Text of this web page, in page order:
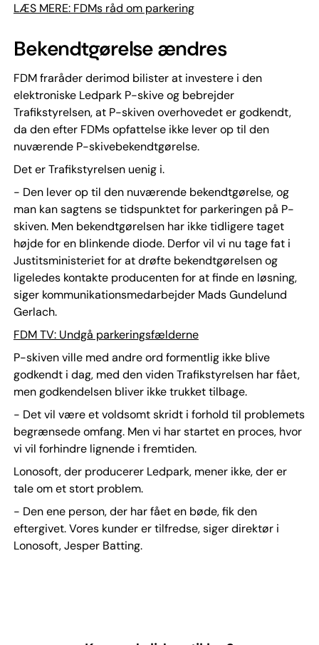
LÆS MERE: FDMs råd om parkering
Bekendtgørelse ændres
FDM fraråder derimod bilister at investere i den
elektroniske Ledpark P-skive og bebrejder
Trafikstyrelsen, at P-skiven overhovedet er godkendt,
da den efter FDMs opfattelse ikke lever op til den
nuværende P-skivebekendtgørelse.
Det er Trafikstyrelsen uenig i.
- Den lever op til den nuværende bekendtgørelse, og
man kan sagtens se tidspunktet for parkeringen på P-
skiven. Men bekendtgørelsen har ikke tidligere taget
højde for en blinkende diode. Derfor vil vi nu tage fat i
Justitsministeriet for at drøfte bekendtgørelsen og
ligeledes kontakte producenten for at finde en løsning,
siger kommunikationsmedarbejder Mads Gundelund
Gerlach.
FDM TV: Undgå parkeringsfælderne
P-skiven ville med andre ord formentlig ikke blive
godkendt i dag, med den viden Trafikstyrelsen har fået,
men godkendelsen bliver ikke trukket tilbage.
- Det vil være et voldsomt skridt i forhold til problemets
begrænsede omfang. Men vi har startet en proces, hvor
vi vil forhindre lignende i fremtiden.
Lonosoft, der producerer Ledpark, mener ikke, der er
tale om et stort problem.
- Den ene person, der har fået en bøde, fik den
eftergivet. Vores kunder er tilfredse, siger direktør i
Lonosoft, Jesper Batting.